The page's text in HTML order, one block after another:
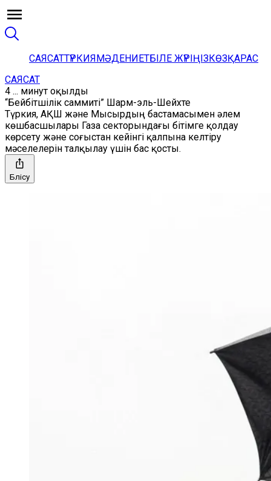
САЯСАТТҮРКИЯМӘДЕНИЕТБІЛЕ ЖҮРІҢІЗКӨЗҚАРАС
САЯСАТ
4 ... минут оқылды
“Бейбітшілік саммиті” Шарм-эль-Шейхте
Түркия, АҚШ және Мысырдың бастамасымен әлем
көшбасшылары Газа секторындағы бітімге қолдау
көрсету және соғыстан кейінгі қалпына келтіру
мәселелерін талқылау үшін бас қосты.
Бөлісу